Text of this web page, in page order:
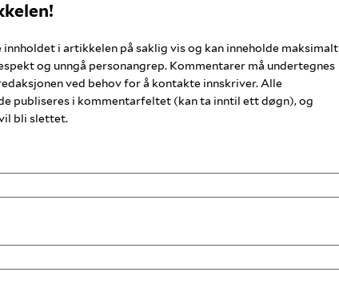
i artikkelen på saklig vis og kan inneholde maksimalt
og unngå personangrep. Kommentarer må undertegnes
ved behov for å kontakte innskriver. Alle
publiseres i kommentarfeltet (kan ta inntil ett døgn), og
bli slettet.